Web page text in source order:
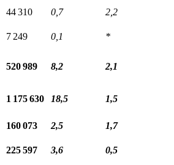
44 310 0,7
2,2
7 249 0,1
*
520 989 8,2 2,1
1 175 630 18,5 1,5
160 073 2,5
1,7
225 597 3,6 0,5